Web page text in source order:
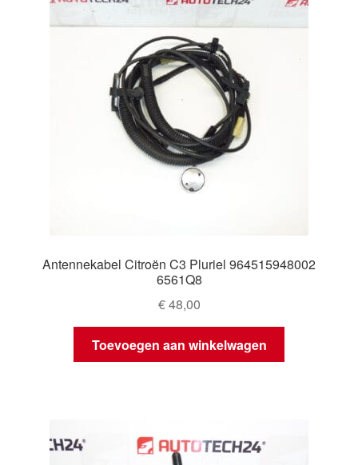
Antennekabel Citroën C3 Pluriel 964515948002
6561Q8
€48,00
Toevoegen aan winkelwagen